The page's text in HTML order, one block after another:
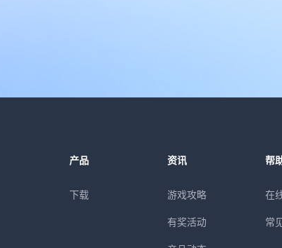
产品
下载
资讯
游戏攻略
有奖活动
帮
在
常